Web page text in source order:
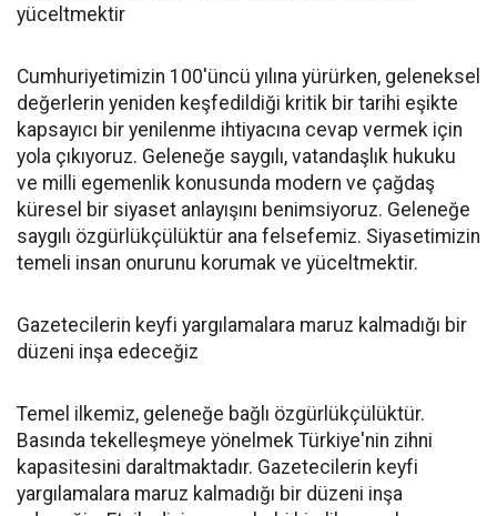
yüceltmektir
Cumhuriyetimizin 100'üncü yılına yürürken, geleneksel
değerlerin yeniden keşfedildiği kritik bir tarihi eşikte
kapsayıcı bir yenilenme ihtiyacına cevap vermek için
yola çıkıyoruz. Geleneğe saygılı, vatandaşlık hukuku
ve milli egemenlik konusunda modern ve çağdaş
küresel bir siyaset anlayışını benimsiyoruz. Geleneğe
saygılı özgürlükçülüktür ana felsefemiz. Siyasetimizin
temeli insan onurunu korumak ve yüceltmektir.
Gazetecilerin keyfi yargılamalara maruz kalmadığı bir
düzeni inşa edeceğiz
Temel ilkemiz, geleneğe bağlı özgürlükçülüktür.
Basında tekelleşmeye yönelmek Türkiye'nin zihni
kapasitesini daraltmaktadır. Gazetecilerin keyfi
yargılamalara maruz kalmadığı bir düzeni inşa